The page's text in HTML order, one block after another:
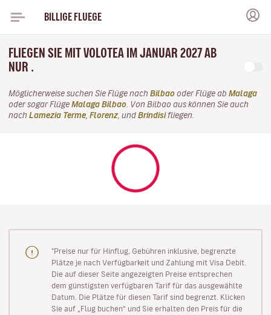
BILLIGE FLUEGE
FLIEGEN SIE MIT VOLOTEA IM JANUAR 2027 AB
NUR .
Möglicherweise suchen Sie Flüge nach Bilbao oder Flüge ab Malaga
oder sogar Flüge Malaga Bilbao . Von Bilbao aus können Sie auch
nach Lamezia Terme Florenz , und Brindisifliegen.
"Preise nur für Hinflug, Gebühren inklusive, begrenzte
Plätze je nach Verfügbarkeit und Zahlung mit Visa Debit.
Die auf dieser Seite angezeigten Preise entsprechen
dem günstigsten verfügbaren Tarif für das ausgewählte
Datum. Die Plätze für diesen Tarif sind begrenzt. Klicken
Sie auf „Flug buchen“ und Sie erhalten den Preis für die